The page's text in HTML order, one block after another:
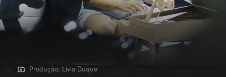
Produção: Lívia Duque | O Dia Não, de Catarina Rôlo Salgueiro e
Produção: Lívia Duque